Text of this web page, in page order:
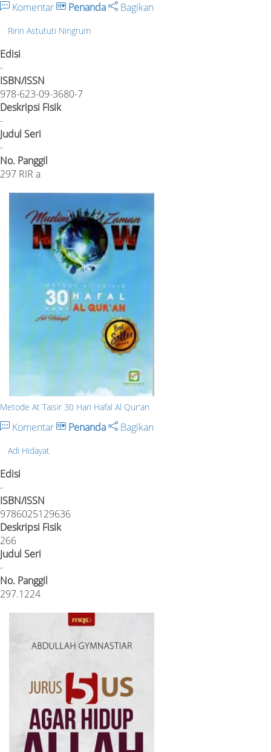
Komentar Penanda Bagikan
Ririn Astututi Ningrum
Edisi
-
ISBN/ISSN
978-623-09-3680-7
Deskripsi Fisik
-
Judul Seri
-
No. Panggil
297 RIR a
Metode At Taisir 30 Hari Hafal Al Qur'an
Komentar Penanda Bagikan
Adi Hidayat
Edisi
-
ISBN/ISSN
9786025129636
Deskripsi Fisik
266
Judul Seri
-
No. Panggil
297.1224